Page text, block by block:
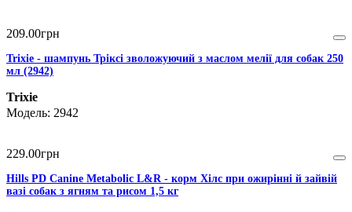
209.00грн
Trixie - шампунь Тріксі зволожуючий з маслом мелії для собак 250
мл (2942)
Trixie
2942
229.00грн
Hills PD Canine Metabolic L&R - корм Хілс при ожирінні й зайвій
вазі собак з ягням та рисом 1,5 кг